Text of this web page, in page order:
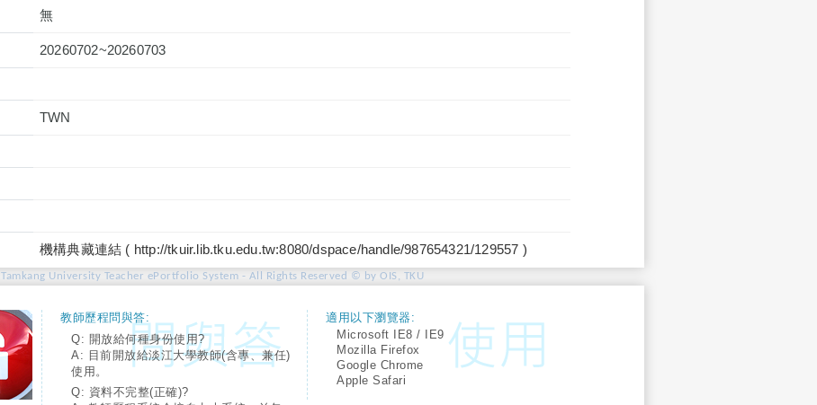
無
20260702~20260703
TWN
機構典藏連結 ( http://tkuir.lib.tku.edu.tw:8080/dspace/handle/987654321/129557 )
Tamkang University Teacher ePortfolio System - All Rights Reserved © by OIS, TKU
教師歷程問與答:
Q: 開放給何種身份使用?
A: 目前開放給淡江大學教師(含專、兼任)
使用。
Q: 資料不完整(正確)?
適用以下瀏覽器:
Microsoft IE8 / IE9
Mozilla Firefox
Google Chrome
Apple Safari